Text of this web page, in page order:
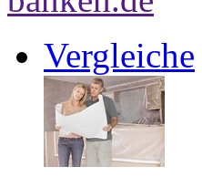
Vergleiche